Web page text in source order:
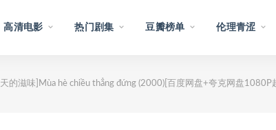
高清电影 热门剧集 豆瓣榜单 伦理青涩
天的滋味]Mùa hè chiều thẳng đứng (2000)[百度网盘+夸克网盘